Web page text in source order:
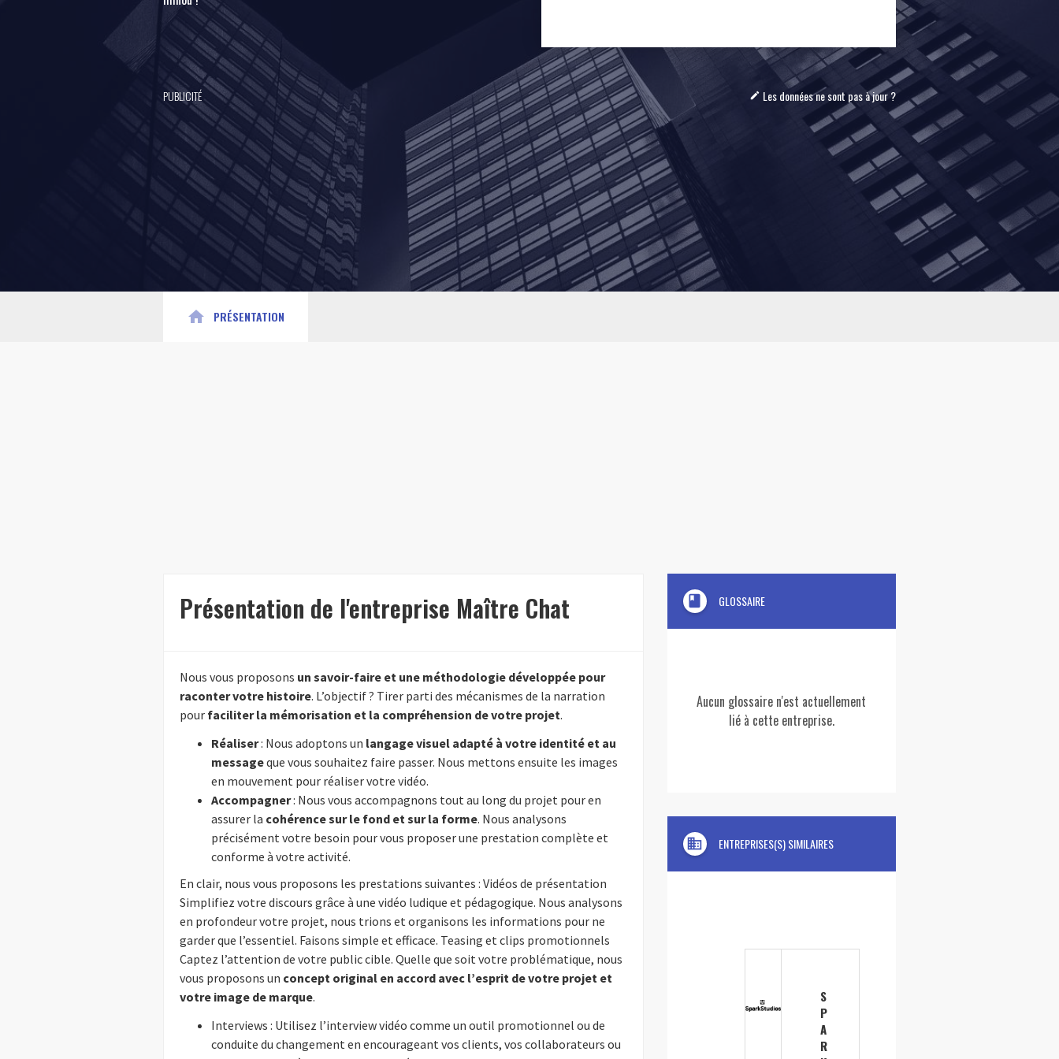
PUBLICITÉ mode_edit Les données ne sont pas à jour ?
home PRÉSENTATION
Présentation de l'entreprise Maître Chat
Nous vous proposons un savoir-faire et une méthodologie développée pour
raconter votre histoire. L’objectif ? Tirer parti des mécanismes de la narration
pour faciliter la mémorisation et la compréhension de votre projet.
Réaliser: Nous adoptons un langage visuel adapté à votre identité et au
messageque vous souhaitez faire passer. Nous mettons ensuite les images
en mouvement pour réaliser votre vidéo.
Accompagner: Nous vous accompagnons tout au long du projet pour en
assurer la cohérence sur le fond et sur la forme. Nous analysons
précisément votre besoin pour vous proposer une prestation complète et
conforme à votre activité.
En clair, nous vous proposons les prestations suivantes : Vidéos de présentation
Simplifiez votre discours grâce à une vidéo ludique et pédagogique. Nous analysons
en profondeur votre projet, nous trions et organisons les informations pour ne
garder que l’essentiel. Faisons simple et efficace. Teasing et clips promotionnels
Captez l’attention de votre public cible. Quelle que soit votre problématique, nous
vous proposons un concept original en accord avec l’esprit de votre projet et
votre image de marque.
Interviews : Utilisez l’interview vidéo comme un outil promotionnel ou de
conduite du changement en encourageant vos clients, vos collaborateurs ou
book GLOSSAIRE
Aucun glossaire n'est actuellement
lié à cette entreprise.
domain ENTREPRISES(S) SIMILAIRES
S
P
A
R